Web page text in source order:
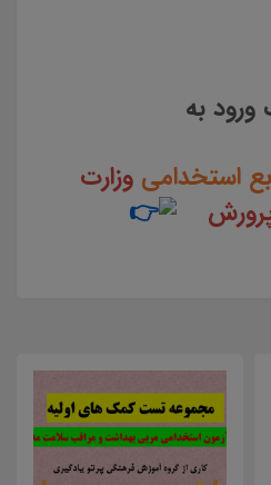
ورود به
استخدامیوزارت